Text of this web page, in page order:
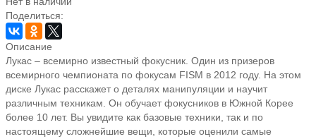
Поделиться:
Описание
Лукас – всемирно известный фокусник. Один из призеров
всемирного чемпионата по фокусам FISM в 2012 году. На этом
диске Лукас расскажет о деталях манипуляции и научит
различным техникам. Он обучает фокусников в Южной Корее
более 10 лет. Вы увидите как базовые техники, так и по
настоящему сложнейшие вещи, которые оценили самые